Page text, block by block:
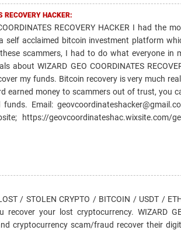
RECOVERY HACKER:
RECOVERY HACKER I had the
acclaimed bitcoin investment platform
scammers, I had to do what everyone in
WIZARD GEO COORDINATES
my funds. Bitcoin recovery is very much
earned money to scammers out of trust, you
Email:
https://geovcoordinateshac.wixsite.com/
/ STOLEN CRYPTO / BITCOIN / USDT /
your lost cryptocurrency. WIZARD
cryptocurrency scam/fraud recover their